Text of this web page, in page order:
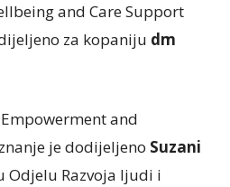
and Care Support
za kopaniju dm
and
je dodijeljeno Suzani
Odjelu Razvoja ljudi i